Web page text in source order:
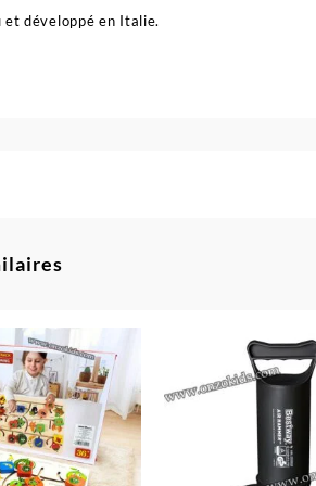
et développé en Italie.